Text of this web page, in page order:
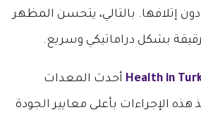
إتلافها. بالتالي، يتحسن المظهر
بشكل دراماتيكي وسريع.
Health in أحدث المعدات
الإجراءات بأعلى معايير الجودة